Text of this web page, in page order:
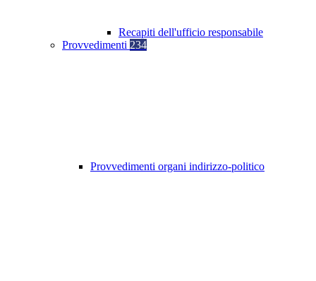
Recapiti dell'ufficio responsabile
Provvedimenti 234
Provvedimenti organi indirizzo-politico